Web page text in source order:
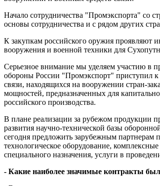
Начало сотрудничества "Промэкспорта" со
основы сотрудничества и с рядом других
К закупкам российского оружия проявляют
вооружения и военной техники для
Серьезное внимание мы уделяем участию в
обороны России "Промэкспорт" приступил к
связи, находящихся на вооружении стран-
мощностей, предназначенных для
российского производства.
В плане реализации за рубежом продукции
развития научно-технической базы
сегодня предложить зарубежным партнерам
технологическое оборудование,
специального назначения, услуги в
- Какие наиболее значимые контракты